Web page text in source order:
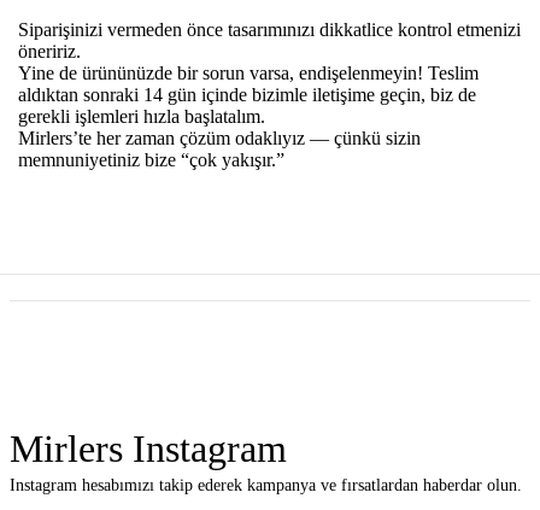
Siparişinizi vermeden önce tasarımınızı dikkatlice kontrol etmenizi
öneririz.
Yine de ürününüzde bir sorun varsa, endişelenmeyin! Teslim
aldıktan sonraki 14 gün içinde bizimle iletişime geçin, biz de
gerekli işlemleri hızla başlatalım.
Mirlers’te her zaman çözüm odaklıyız — çünkü sizin
memnuniyetiniz bize “çok yakışır.”
Mirlers Instagram
Instagram hesabımızı takip ederek kampanya ve fırsatlardan haberdar olun.